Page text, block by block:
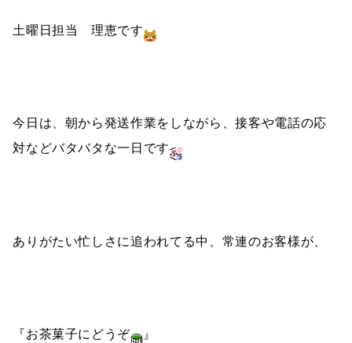
土曜日担当 理恵です
今日は、朝から発送作業をしながら、接客や電話の応
対などバタバタな一日です
ありがたい忙しさに追われてる中、常連のお客様が、
『お茶菓子にどうぞ 』